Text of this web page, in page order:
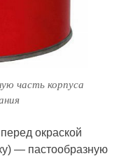
часть корпуса
окраской
— пастообразную